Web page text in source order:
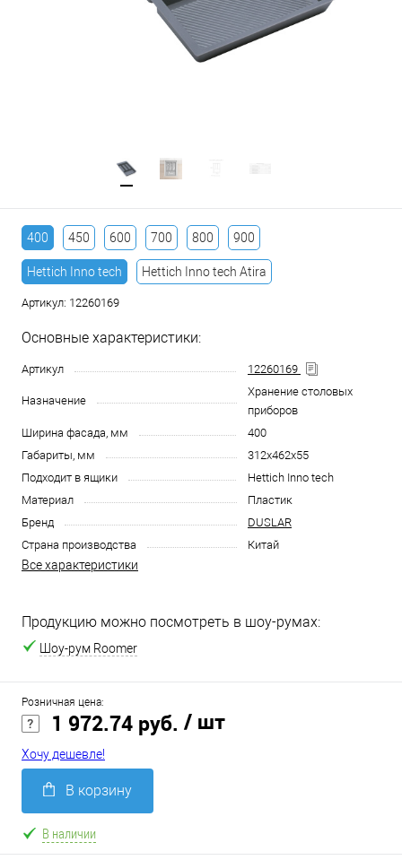
400 450 600 700 800 900
Hettich Inno tech Hettich Inno tech Atira
Артикул: 12260169
Основные характеристики:
Артикул 12260169
Назначение
Хранение столовых
приборов
Ширина фасада, мм
400
Габариты, мм
312x462x55
Подходит в ящики
Hettich Inno tech
Материал
Пластик
Бренд
DUSLAR
Страна производства
Китай
Все характеристики
Продукцию можно посмотреть в шоу-румах:
Шоу-рум Roomer
Розничная цена:
1 972.74 руб. / шт
Хочу дешевле!
В корзину
В наличии